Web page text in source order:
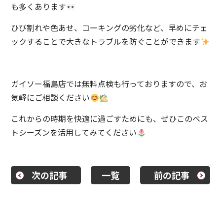
も多くあります
ひび割れや色あせ、コーキングの劣化など、早めにチェ
ックすることで大きなトラブルを防ぐことができます
ガイソー福島店では無料点検も行っておりますので、お
気軽にご相談ください
これからの時期を快適に過ごすためにも、ぜひこのベス
トシーズンを活用してみてください
次の記事 一覧 前の記事